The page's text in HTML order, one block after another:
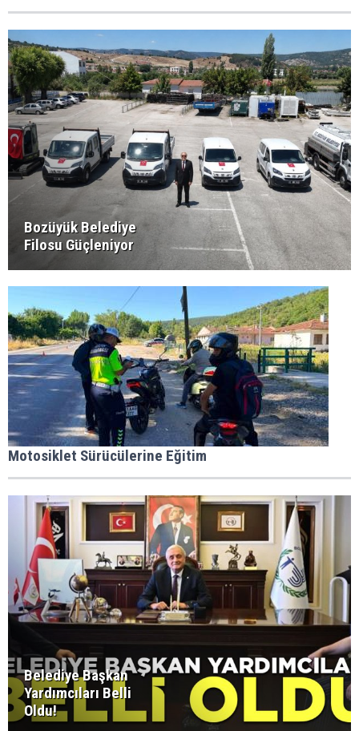
Bozüyük Belediye
Filosu Güçleniyor
Motosiklet Sürücülerine Eğitim
Belediye Başkan
Yardımcıları Belli
Oldu!